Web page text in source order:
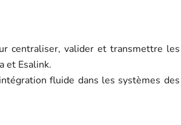
centraliser, valider et transmettre les
et Esalink.
fluide dans les systèmes des